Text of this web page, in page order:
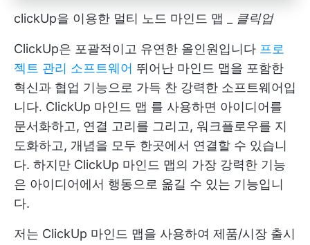
clickUp을 이용한 멀티 노드 마인드 맵 _ 클릭업
ClickUp은 포괄적이고 유연한 올인원입니다 프로
젝트 관리 소프트웨어 뛰어난 마인드 맵을 포함한
혁신과 협업 기능으로 가득 찬 강력한 소프트웨어입
니다. ClickUp 마인드 맵 를 사용하면 아이디어를
문서화하고, 연결 고리를 그리고, 워크플로우를 지
도화하고, 개념을 모두 한곳에서 연결할 수 있습니
다. 하지만 ClickUp 마인드 맵의 가장 강력한 기능
은 아이디어에서 행동으로 옮길 수 있는 기능입니
다.
저는 ClickUp 마인드 맵을 사용하여 제품/시장 출시